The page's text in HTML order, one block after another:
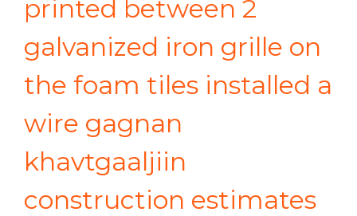
printed between 2
galvanized iron grille on
the foam tiles installed a
wire gagnan
khavtgaaljiin
construction estimates